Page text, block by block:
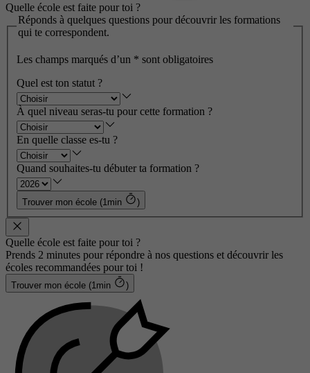
Quelle école est faite pour toi ?
Réponds à quelques questions pour découvrir les formations
qui te correspondent.
Les champs marqués d’un * sont obligatoires
Quel est ton statut ?
À quel niveau seras-tu pour cette formation ?
En quelle classe es-tu ?
Quand souhaites-tu débuter ta formation ?
Trouver mon école (1min )
Quelle école est faite pour toi ?
Prends 2 minutes pour répondre à nos questions et découvrir les
écoles recommandées pour toi !
Trouver mon école (1min )